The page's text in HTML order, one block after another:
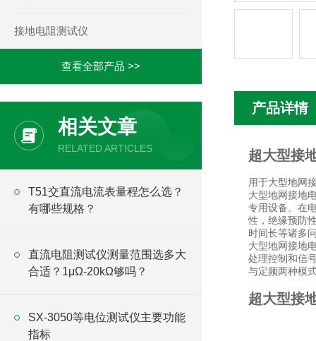
接地电阻测试仪
查看全部产品 >>
相关文章
RELATED ARTICLES
T51交直流电流表量程怎么选？
有哪些规格？
直流电阻测试仪测量范围选多大
合适？1μΩ-20kΩ够吗？
SX-3050等电位测试仪主要功能
指标
产品详情
超大型接
用于大型地网
大型地网接地
专用设备。在
性，绝缘预防
时间长等诸
大型地网接地
处理控制和信
与定频两种模
超大型接